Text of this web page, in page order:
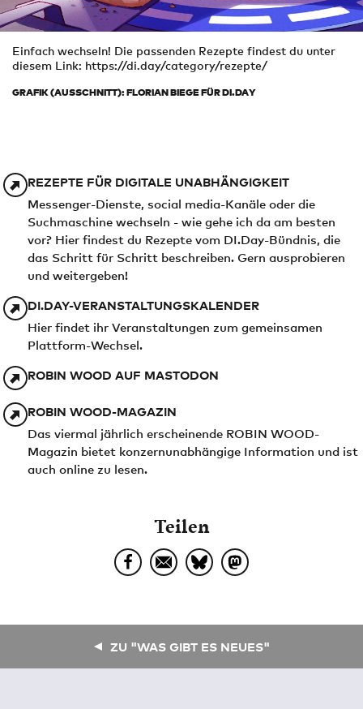
Einfach wechseln! Die passenden Rezepte findest du unter
diesem Link: https://di.day/category/rezepte/
GRAFIK (AUSSCHNITT): FLORIAN BIEGE FÜR DI.DAY
REZEPTE FÜR DIGITALE UNABHÄNGIGKEIT
Messenger-Dienste, social media-Kanäle oder die
Suchmaschine wechseln - wie gehe ich da am besten
vor? Hier findest du Rezepte vom DI.Day-Bündnis, die
das Schritt für Schritt beschreiben. Gern ausprobieren
und weitergeben!
DI.DAY-VERANSTALTUNGSKALENDER
Hier findet ihr Veranstaltungen zum gemeinsamen
Plattform-Wechsel.
ROBIN WOOD AUF MASTODON
ROBIN WOOD-MAGAZIN
Das viermal jährlich erscheinende ROBIN WOOD-
Magazin bietet konzernunabhängige Information und ist
auch online zu lesen.
Teilen
ZU "WAS GIBT ES NEUES"